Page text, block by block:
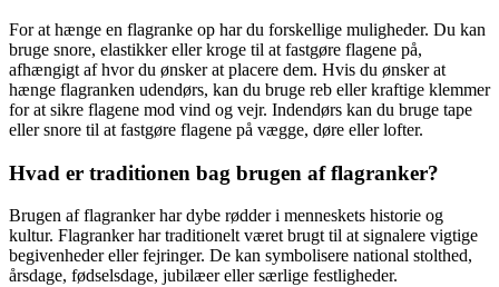
For at hænge en flagranke op har du forskellige muligheder. Du kan
bruge snore, elastikker eller kroge til at fastgøre flagene på,
afhængigt af hvor du ønsker at placere dem. Hvis du ønsker at
hænge flagranken udendørs, kan du bruge reb eller kraftige klemmer
for at sikre flagene mod vind og vejr. Indendørs kan du bruge tape
eller snore til at fastgøre flagene på vægge, døre eller lofter.
Hvad er traditionen bag brugen af flagranker?
Brugen af flagranker har dybe rødder i menneskets historie og
kultur. Flagranker har traditionelt været brugt til at signalere vigtige
begivenheder eller fejringer. De kan symbolisere national stolthed,
årsdage, fødselsdage, jubilæer eller særlige festligheder.